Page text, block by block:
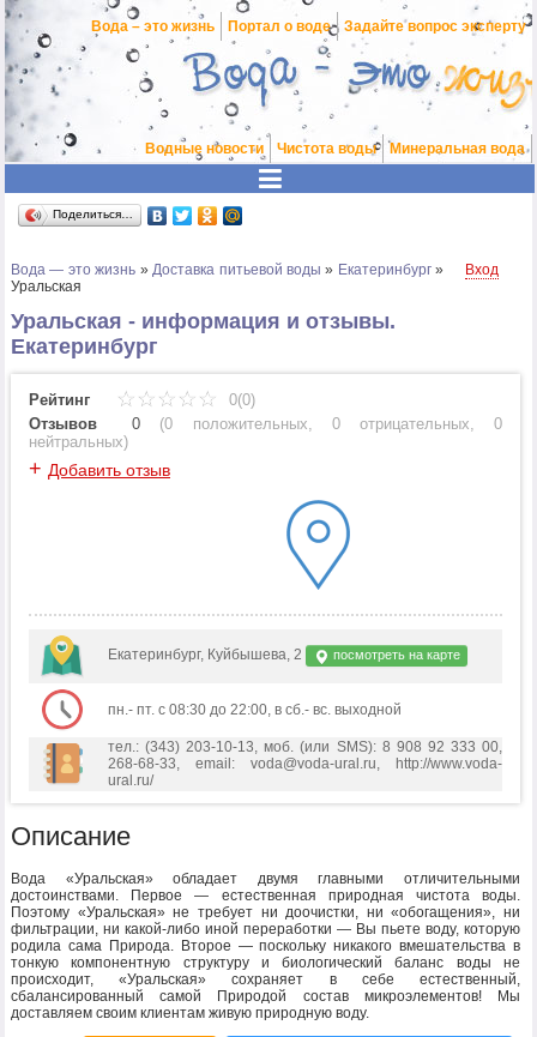
Вода – это жизнь Портал о воде Задайте вопрос эксперту
Водные новости Чистота воды Минеральная вода
Поделиться…
Вода — это жизнь »Доставка питьевой воды » Екатеринбург»
Уральская
Вход
Уральская - информация и отзывы.
Екатеринбург
Рейтинг
0(0)
Отзывов
0 (0 положительных, 0 отрицательных,0
нейтральных)
+ Добавить отзыв
Екатеринбург, Куйбышева, 2 посмотреть на карте
пн.- пт. с 08:30 до 22:00, в сб.- вс. выходной
тел.: (343) 203-10-13, моб. (или SMS): 8 908 92 333 00,
268-68-33, email: voda@voda-ural.ru, http://www.voda-
ural.ru/
Описание
Вода «Уральская» обладает двумя главными отличительными
достоинствами. Первое — естественная природная чистота воды.
Поэтому «Уральская» не требует ни доочистки, ни «обогащения», ни
фильтрации, ни какой-либо иной переработки — Вы пьете воду, которую
родила сама Природа. Второе — поскольку никакого вмешательства в
тонкую компонентную структуру и биологический баланс воды не
происходит, «Уральская» сохраняет в себе естественный,
сбалансированный самой Природой состав микроэлементов! Мы
доставляем своим клиентам живую природную воду.